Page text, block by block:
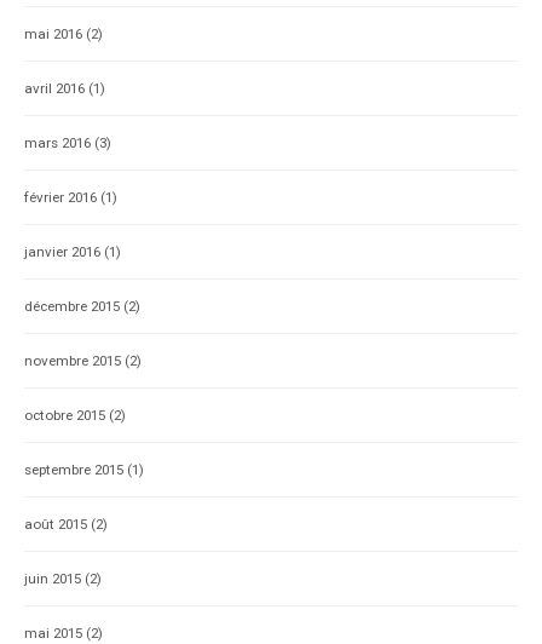
mai 2016 (2)
avril 2016 (1)
mars 2016 (3)
février 2016 (1)
janvier 2016 (1)
décembre 2015 (2)
novembre 2015 (2)
octobre 2015 (2)
septembre 2015 (1)
août 2015 (2)
juin 2015 (2)
mai 2015 (2)